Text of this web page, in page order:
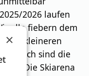
2026 laufen
alle fiebern dem
die kleineren
sind die
Die Skiarena
×